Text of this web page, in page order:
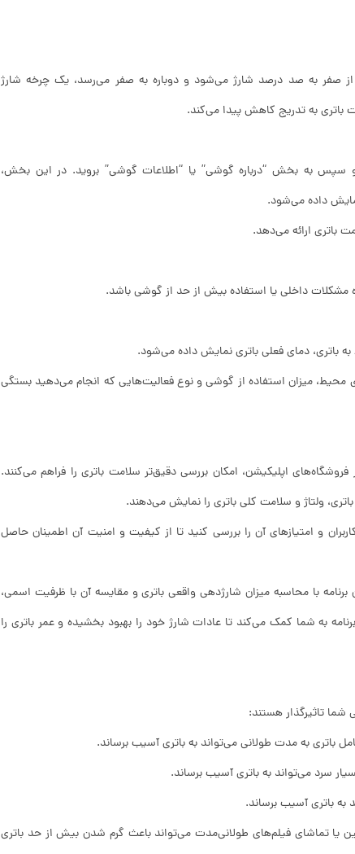
صفر به صد درصد شارژ می‌شود و دوباره به صفر می‌رسد، یک چرخه شارژ
به تدریج کاهش پیدا می‌کند.
به بخش “درباره گوشی” یا “اطلاعات گوشی” بروید. در این بخش،
داده می‌شود.
باتری ارائه می‌دهد.
مشکلات داخلی یا استفاده بیش از حد از گوشی باشد.
باتری، دمای فعلی باتری نمایش داده می‌شود.
محیط، میزان استفاده از گوشی و نوع فعالیت‌هایی که انجام می‌دهید بستگی
فروشگاه‌های اپلیکیشن، امکان بررسی دقیق‌تر سلامت باتری را فراهم می‌کنند.
ولتاژ و سلامت کلی باتری را نمایش می‌دهند.
و امتیازهای آن را بررسی کنید تا از کیفیت و امنیت آن اطمینان حاصل
با محاسبه میزان شارژدهی واقعی باتری و مقایسه آن با ظرفیت اسمی،
به شما کمک می‌کند تا عادات شارژ خود را بهبود بخشیده و عمر باتری را
تاثیرگذار هستند:
باتری به مدت طولانی می‌تواند به باتری آسیب برساند.
سرد می‌تواند به باتری آسیب برساند.
به باتری آسیب برساند.
یا تماشای فیلم‌های طولانی‌مدت می‌تواند باعث گرم شدن بیش از حد باتری